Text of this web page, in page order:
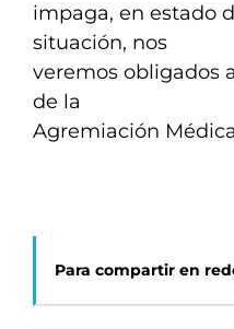
impaga, en estado
situación, nos
veremos obligados
de la
Agremiación
Para compartir en